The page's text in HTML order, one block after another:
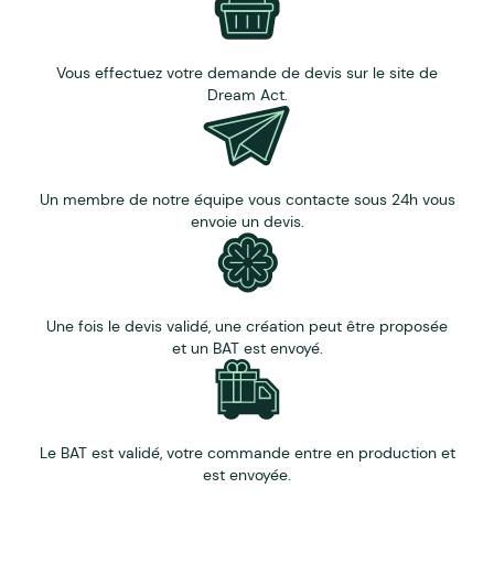
Vous effectuez votre demande de devis sur le site de
Dream Act.
Un membre de notre équipe vous contacte sous 24h vous
envoie un devis.
Une fois le devis validé, une création peut être proposée
et un BAT est envoyé.
Le BAT est validé, votre commande entre en production et
est envoyée.